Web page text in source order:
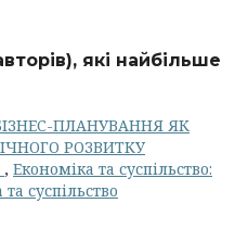
які найбільше
ПЛАНУВАННЯ ЯК
РОЗВИТКУ
, Економіка та суспільство:
суспільство